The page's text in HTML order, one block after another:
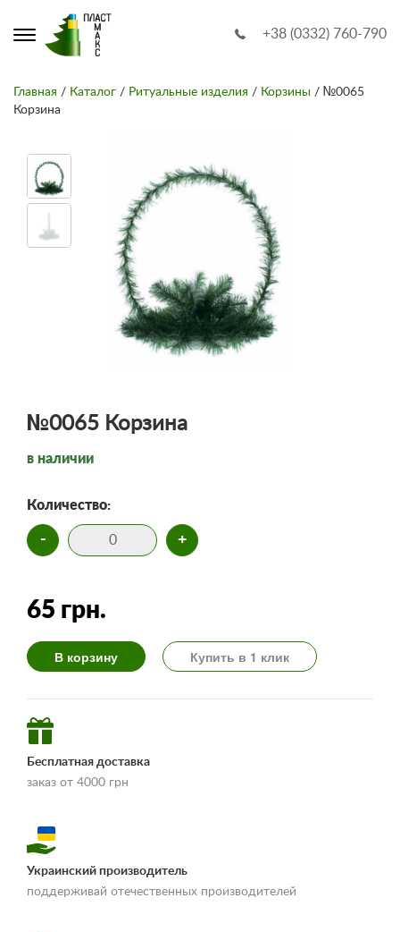
+38 (0332) 760-790
Главная / Каталог / Ритуальные изделия / Корзины / №0065
Корзина
№0065 Корзина
в наличии
Количество:
- +
65 грн.
В корзину Купить в 1 клик
Бесплатная доставка
заказ от 4000 грн
доставки и оплаты»
Украинский производитель
поддерживай отечественных производителей